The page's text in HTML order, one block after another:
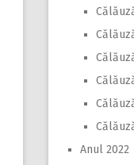
Anul 2022